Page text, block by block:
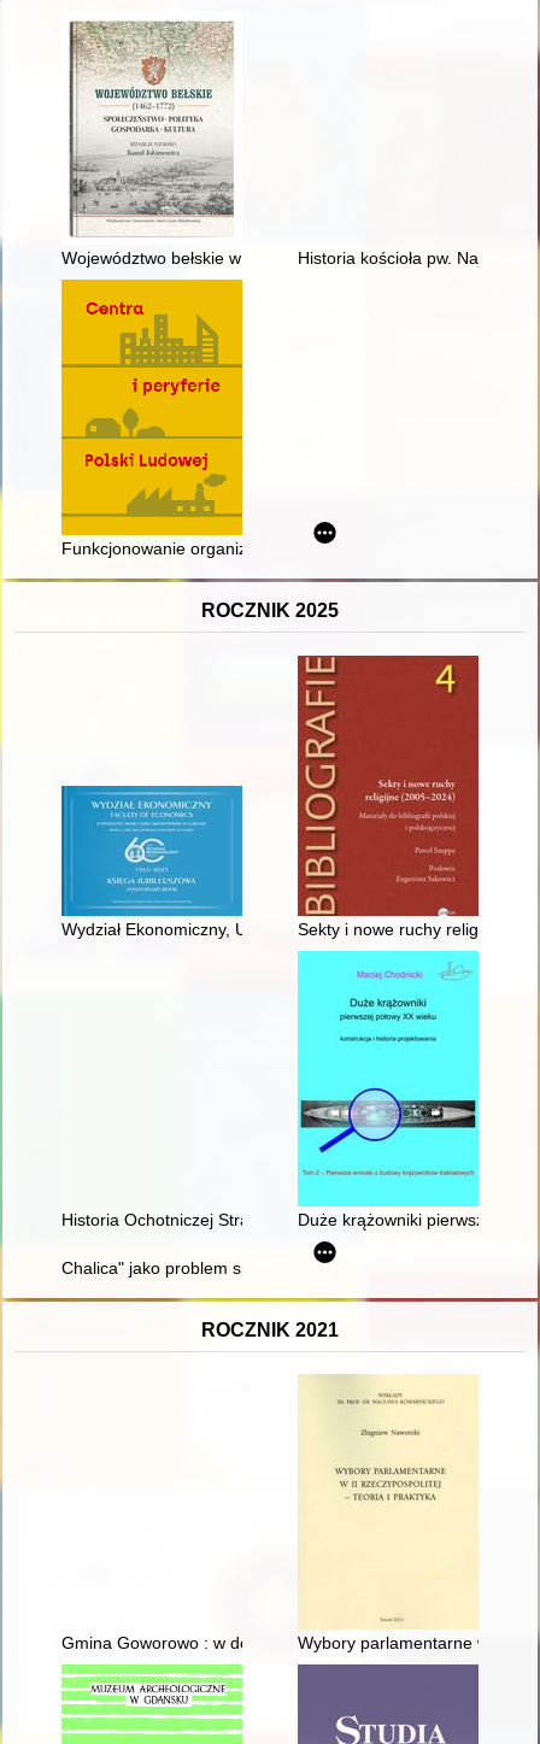
Województwo bełskie w czasie działań wojennych w 1672 roku
Historia kościoła pw.
Funkcjonowanie organizacji wyższego użytku publicznego na
ROCZNIK 2025
Wydział Ekonomiczny, Uniwersytet Marii Curie-
Sekty i nowe ruchy religijne
Historia Ochotniczej Straży Pożarnej w Klonowcu Starym w
Duże krążowniki pierwszej
Chalica" jako problem społeczno-prawny w międzywojennej
ROCZNIK 2021
Gmina Goworowo : w dolinie OrzaWybory parlamentarne w II